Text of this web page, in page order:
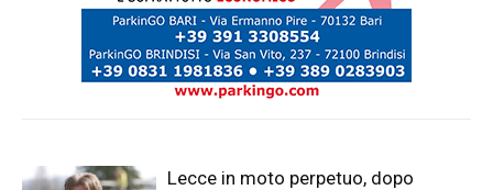
Lecce in moto perpetuo, dopo